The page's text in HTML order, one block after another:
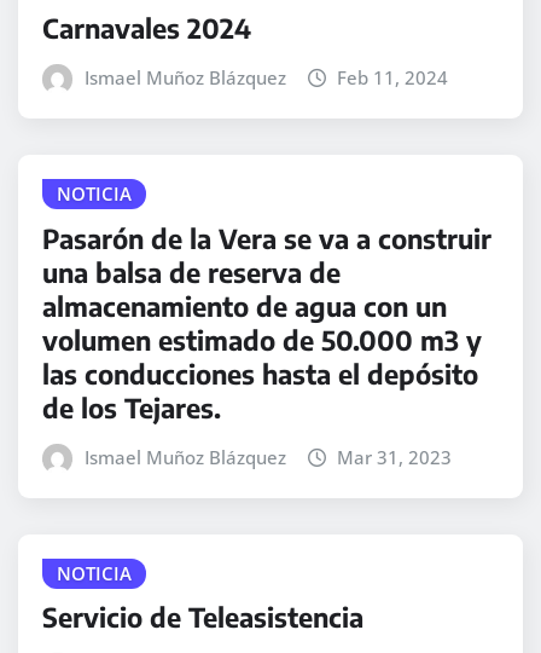
Carnavales 2024
Ismael Muñoz Blázquez Feb 11, 2024
NOTICIA
Pasarón de la Vera se va a construir
una balsa de reserva de
almacenamiento de agua con un
volumen estimado de 50.000 m3 y
las conducciones hasta el depósito
de los Tejares.
Ismael Muñoz Blázquez Mar 31, 2023
NOTICIA
Servicio de Teleasistencia